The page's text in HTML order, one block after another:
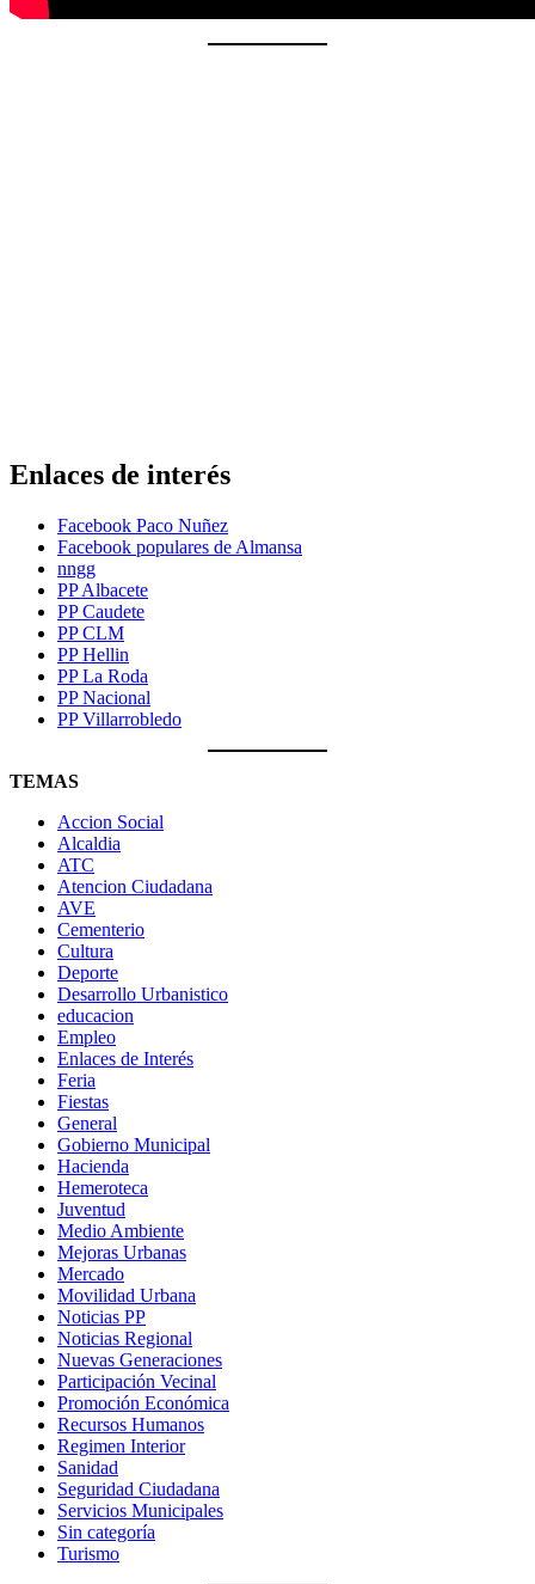
Enlaces de interés
Facebook Paco Nuñez
Facebook populares de Almansa
nngg
PP Albacete
PP Caudete
PP CLM
PP Hellin
PP La Roda
PP Nacional
PP Villarrobledo
TEMAS
Accion Social
Alcaldia
ATC
Atencion Ciudadana
AVE
Cementerio
Cultura
Deporte
Desarrollo Urbanistico
educacion
Empleo
Enlaces de Interés
Feria
Fiestas
General
Gobierno Municipal
Hacienda
Hemeroteca
Juventud
Medio Ambiente
Mejoras Urbanas
Mercado
Movilidad Urbana
Noticias PP
Noticias Regional
Nuevas Generaciones
Participación Vecinal
Promoción Económica
Recursos Humanos
Regimen Interior
Sanidad
Seguridad Ciudadana
Servicios Municipales
Sin categoría
Turismo